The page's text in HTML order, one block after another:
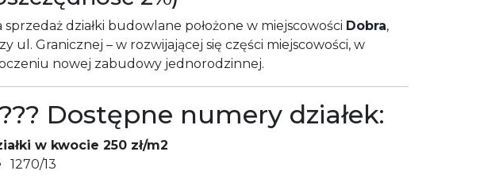
sprzedaż działki budowlane położone w miejscowości Dobra,
ul. Granicznej – w rozwijającej się części miejscowości, w
nowej zabudowy jednorodzinnej.
Dostępne numery działek:
w kwocie 250 zł/m2
1270/13